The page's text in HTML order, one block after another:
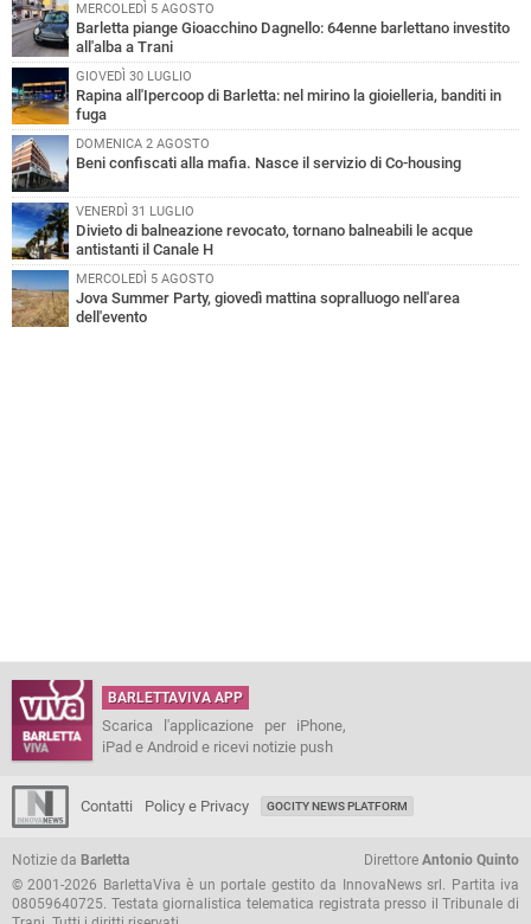
MERCOLEDÌ 5 AGOSTO
Barletta piange Gioacchino Dagnello: 64enne barlettano investito
all'alba a Trani
GIOVEDÌ 30 LUGLIO
Rapina all'Ipercoop di Barletta: nel mirino la gioielleria, banditi in
fuga
DOMENICA 2 AGOSTO
Beni confiscati alla mafia. Nasce il servizio di Co-housing
VENERDÌ 31 LUGLIO
Divieto di balneazione revocato, tornano balneabili le acque
antistanti il Canale H
MERCOLEDÌ 5 AGOSTO
Jova Summer Party, giovedì mattina sopralluogo nell'area
dell'evento
BARLETTAVIVA APP
Scarica l'applicazione per iPhone,
iPad e Android e ricevi notizie push
Contatti Policy e Privacy GOCITY NEWS PLATFORM
Notizie da Barletta Direttore Antonio Quinto
© 2001-2026 BarlettaViva è un portale gestito da InnovaNews srl. Partita iva
08059640725. Testata giornalistica telematica registrata presso il Tribunale di